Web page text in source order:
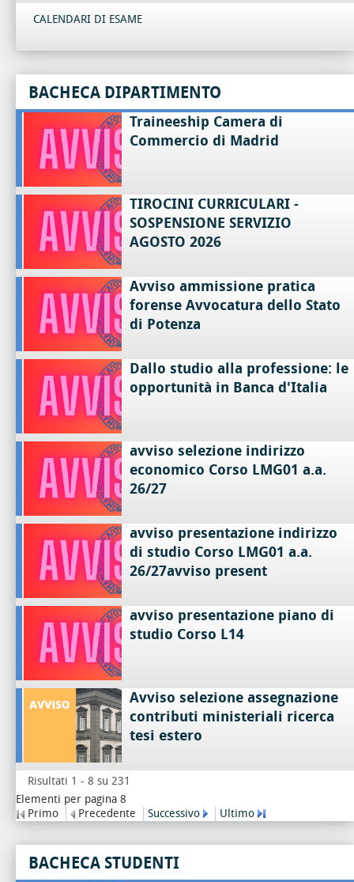
CALENDARI DI ESAME
BACHECA DIPARTIMENTO
Traineeship Camera di
Commercio di Madrid
TIROCINI CURRICULARI -
SOSPENSIONE SERVIZIO
AGOSTO 2026
Avviso ammissione pratica
forense Avvocatura dello Stato
di Potenza
Dallo studio alla professione: le
opportunità in Banca d'Italia
avviso selezione indirizzo
economico Corso LMG01 a.a.
26/27
avviso presentazione indirizzo
di studio Corso LMG01 a.a.
26/27avviso present
avviso presentazione piano di
studio Corso L14
Avviso selezione assegnazione
contributi ministeriali ricerca
tesi estero
Risultati 1 - 8 su 231
Elementi per pagina 8
Primo
Precedente Successivo Ultimo
BACHECA STUDENTI